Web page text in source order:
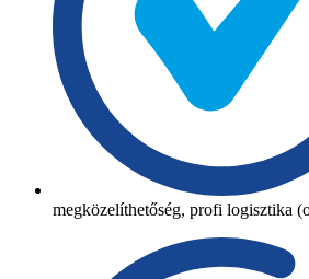
megközelíthetőség, profi logisztika